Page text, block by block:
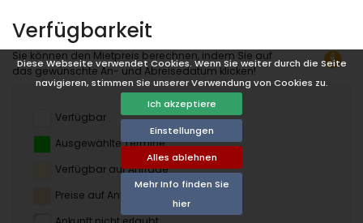
Diese Webseite verwendet Cookies. Wenn Sie weiter durch die Seite
navigieren, stimmen Sie unserer Verwendung von Cookies zu.
Ich akzeptiere
Einstellungen
Alles ablehnen
Mehr Info finden Sie
hier
Verfügbarkeit
Sie können den Mietpreis berechnen, indem Sie auf
das gewünschte An- und Abreisedatum klicken!
Verfügbar
Ausgewählte Termine
Verfügbar auf Anfrage
Preise auf Anfrage